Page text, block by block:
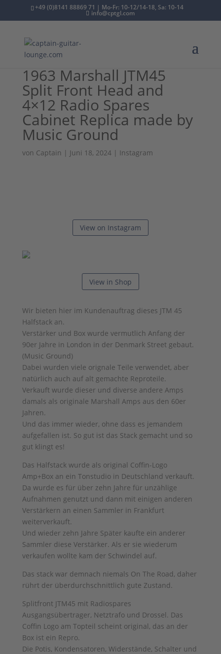
+49 (0)8141 88869 71 | Mo-Fr: 10-12/14-18, Sa: 10-14
info@cptgl.com
1963 Marshall JTM45
Split Front Head and
4×12 Radio Spares
Cabinet Replica made by
Music Ground
von Captain | Juni 18, 2024| Instagram
View on Instagram
View in Shop
Wir bieten hier im Kundenauftrag dieses JTM 45
Halfstack an.
Verstärker und Box wurde vermutlich Anfang der
90er Jahre in London in der Denmark Street gebaut.
(Music Ground)
Dabei wurden viele orignale Teile verwendet, aber
natürlich auch auf alt gemachte Reproteile.
Verkauft wurde dieser und diverse andere Amps
damals als originale Marshall Amps aus den 60er
Jahren.
Und das immer wieder, ohne dass es jemandem
aufgefallen ist. So gut ist das Stack gemacht und so
gut klingt es!
Das Halfstack wurde als original Coffin-Logo
Amp+Box an ein Tonstudio in Deutschland verkauft.
Da wurde es für über zehn Jahre für unzählige
Aufnahmen genutzt und dann mit einigen anderen
Verstärkern an einen Sammler in Frankfurt
weiterverkauft.
Und wieder zehn Jahre Später kaufte ein anderer
Sammler diese Verstärker. Als er sie wiederum
verkaufen wollte kam der Schwindel auf.
Das stack war demnach niemals On The Road, daher
rührt der überdurchschnittlich gute Zustand.
Splitfront JTM45 mit Radiospares
Ausgangsübertrager, Netztrafo und Drossel. Das
Coffin Logo am Topteil scheint original, das an der
Box ist ein Repro.
Die Potis, Kondensatoren, Widerstände, Schalter und